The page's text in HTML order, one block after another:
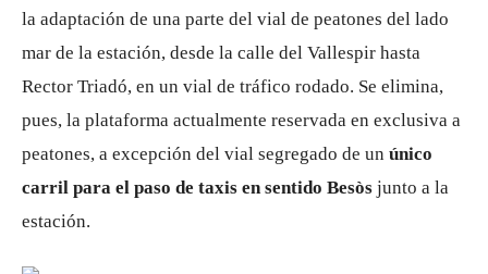
la adaptación de una parte del vial de peatones del lado
mar de la estación, desde la calle del Vallespir hasta
Rector Triadó, en un vial de tráfico rodado. Se elimina,
pues, la plataforma actualmente reservada en exclusiva a
peatones, a excepción del vial segregado de un único
carril para el paso de taxis en sentido Besòs junto a la
estación.